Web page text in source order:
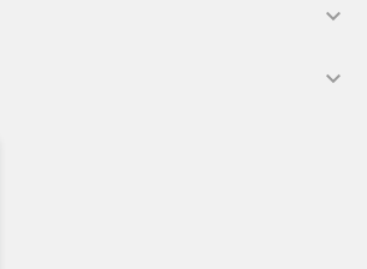

